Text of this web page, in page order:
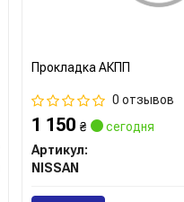
Прокладка АКПП
0 отзывов
1 150₴
сегодня
Артикул:
NISSAN